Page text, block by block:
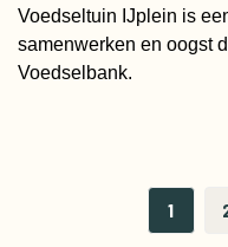
Voedseltuin IJplein is
samenwerken en oogst
Voedselbank.
1